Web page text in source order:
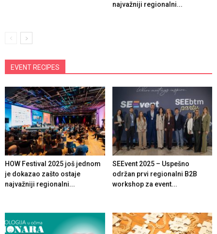
najvažniji regionalni...
EVENT RECIPES
HOW Festival 2025 još jednom
je dokazao zašto ostaje
najvažniji regionalni...
SEEvent 2025 – Uspešno
održan prvi regionalni B2B
workshop za event...